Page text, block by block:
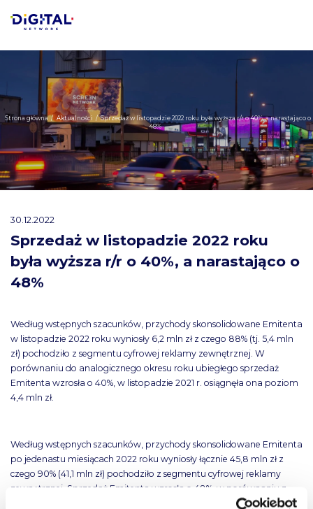
Strona główna / Aktualności / Sprzedaż w listopadzie 2022 roku była wyższa r/r o 40%, a narastająco o
48%
30.12.2022
Sprzedaż w listopadzie 2022 roku
była wyższa r/r o 40%, a narastająco o
48%
Według wstępnych szacunków, przychody skonsolidowane Emitenta
w listopadzie 2022 roku wyniosły 6,2 mln zł z czego 88% (tj. 5,4 mln
zł) pochodziło z segmentu cyfrowej reklamy zewnętrznej. W
porównaniu do analogicznego okresu roku ubiegłego sprzedaż
Emitenta wzrosła o 40%, w listopadzie 2021 r. osiągnęła ona poziom
4,4 mln zł.
Według wstępnych szacunków, przychody skonsolidowane Emitenta
po jedenastu miesiącach 2022 roku wyniosły łącznie 45,8 mln zł z
czego 90% (41,1 mln zł) pochodziło z segmentu cyfrowej reklamy
zewnętrznej. Sprzedaż Emitenta wzrosła o 48%, w porównaniu z
2021 rokiem, w którym to osiągnęła poziom 30,9 mln zł.